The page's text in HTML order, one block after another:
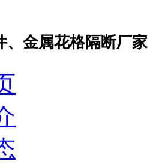
、金属花格隔断厂家